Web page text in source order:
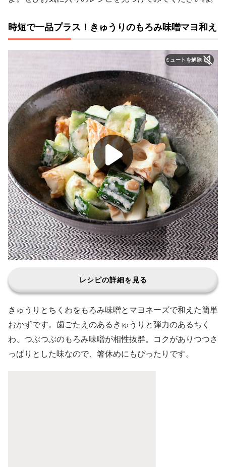
時短で一品プラス！きゅうりのもろみ味噌マヨ和え
ミュートを解除
レシピの詳細を見る
きゅうりとちくわをもろみ味噌とマヨネーズで和えた簡単
おかずです。歯ごたえのあるきゅうりと弾力のあるちく
わ、つぶつぶのもろみ味噌が相性抜群。コクがありつつさ
っぱりとした味なので、箸休めにもぴったりです。